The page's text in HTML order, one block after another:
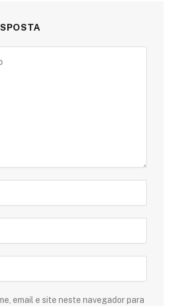
email e site neste navegador para